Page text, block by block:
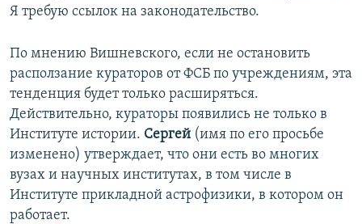
Я требую ссылок на законодательство.
По мнению Вишневского, если не остановить
расползание кураторов от ФСБ по учреждениям, эта
тенденция будет только расширяться.
Действительно, кураторы появились не только в
Институте истории. Сергей (имя по его просьбе
изменено) утверждает, что они есть во многих
вузах и научных институтах, в том числе в
Институте прикладной астрофизики, в котором он
работает.